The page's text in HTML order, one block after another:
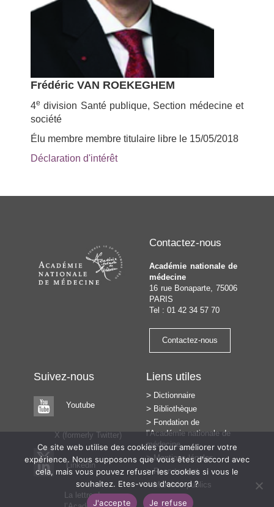
Frédéric VAN ROEKEGHEM
4e division Santé publique, Section médecine et
société
Élu membre membre titulaire libre le 15/05/2018
Déclaration d'intérêt
Contactez-nous
Académie nationale de
médecine
16 rue Bonaparte, 75006
PARIS
Tel : 01 42 34 57 70
Contactez-nous
Suivez-nous
Youtube
X (formerly Twitter)
Linkedin
La lettre de
Liens utiles
Dictionnaire
Bibliothèque
Fondation de
l’Académie nationale de
médecine
Mentions légales
Recrutement
Marchés publics
Ce site web utilise des cookies pour améliorer votre
expérience. Nous supposons que vous êtes d'accord avec
cela, mais vous pouvez refuser les cookies si vous le
souhaitez. Etes-vous d'accord ?
J'accepte
Je refuse